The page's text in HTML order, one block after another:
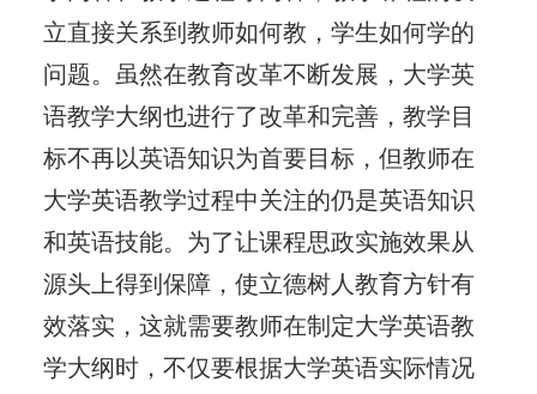
立直接关系到教师如何教，学生如何学的
问题。虽然在教育改革不断发展，大学英
语教学大纲也进行了改革和完善，教学目
标不再以英语知识为首要目标，但教师在
大学英语教学过程中关注的仍是英语知识
和英语技能。为了让课程思政实施效果从
源头上得到保障，使立德树人教育方针有
效落实，这就需要教师在制定大学英语教
学大纲时，不仅要根据大学英语实际情况